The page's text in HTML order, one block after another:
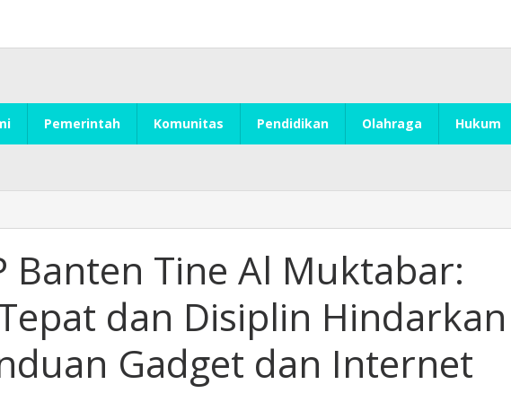
Pemerintah Komunitas Pendidikan Olahraga Hukum
Banten Tine Al Muktabar:
dan Disiplin Hindarkan
Gadget dan Internet